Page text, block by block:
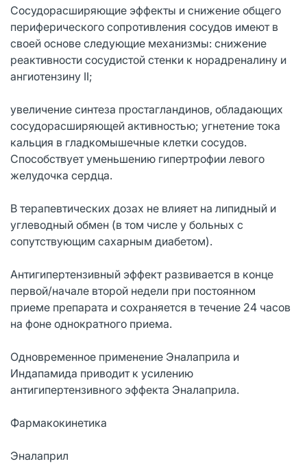
Сосудорасширяющие эффекты и снижение общего
периферического сопротивления сосудов имеют в
своей основе следующие механизмы: снижение
реактивности сосудистой стенки к норадреналину и
ангиотензину II;
увеличение синтеза простагландинов, обладающих
сосудорасширяющей активностью; угнетение тока
кальция в гладкомышечные клетки сосудов.
Способствует уменьшению гипертрофии левого
желудочка сердца.
В терапевтических дозах не влияет на липидный и
углеводный обмен (в том числе у больных с
сопутствующим сахарным диабетом).
Антигипертензивный эффект развивается в конце
первой/начале второй недели при постоянном
приеме препарата и сохраняется в течение 24 часов
на фоне однократного приема.
Одновременное применение Энaлaприлa и
Индапамида приводит к усилению
антигипертензивного эффектa Энaлaприлa.
Фармакокинетика
Эналаприл